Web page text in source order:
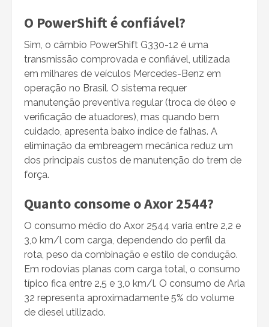
O PowerShift é confiável?
Sim, o câmbio PowerShift G330-12 é uma
transmissão comprovada e confiável, utilizada
em milhares de veículos Mercedes-Benz em
operação no Brasil. O sistema requer
manutenção preventiva regular (troca de óleo e
verificação de atuadores), mas quando bem
cuidado, apresenta baixo índice de falhas. A
eliminação da embreagem mecânica reduz um
dos principais custos de manutenção do trem de
força.
Quanto consome o Axor 2544?
O consumo médio do Axor 2544 varia entre 2,2 e
3,0 km/l com carga, dependendo do perfil da
rota, peso da combinação e estilo de condução.
Em rodovias planas com carga total, o consumo
típico fica entre 2,5 e 3,0 km/l. O consumo de Arla
32 representa aproximadamente 5% do volume
de diesel utilizado.